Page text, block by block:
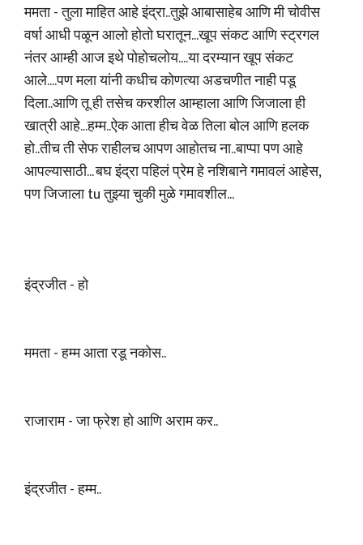
ममता - तुला माहित आहे इंद्रा..तुझे आबासाहेब आणि मी चोवीस
वर्षा आधी पळून आलो होतो घरातून...खूप संकट आणि स्ट्रगल
नंतर आम्ही आज इथे पोहोचलोय....या दरम्यान खूप संकट
आले....पण मला यांनी कधीच कोणत्या अडचणीत नाही पडू
दिला..आणि तू ही तसेच करशील आम्हाला आणि जिजाला ही
खात्री आहे...हम्म..ऐक आता हीच वेळ तिला बोल आणि हलक
हो..तीच ती सेफ राहीलच आपण आहोतच ना..बाप्पा पण आहे
आपल्यासाठी... बघ इंद्रा पहिलं प्रेम हे नशिबाने गमावलं आहेस,
पण जिजाला tu तुझ्या चुकी मुळे गमावशील...
इंद्रजीत - हो
ममता - हम्म आता रडू नकोस..
राजाराम - जा फ्रेश हो आणि अराम कर..
इंद्रजीत - हम्म..